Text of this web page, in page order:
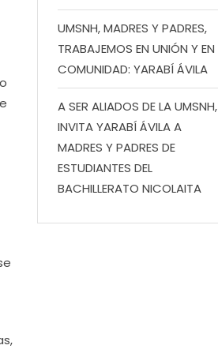
UMSNH, MADRES Y PADRES,
TRABAJEMOS EN UNIÓN Y EN
COMUNIDAD: YARABÍ ÁVILA
A SER ALIADOS DE LA UMSNH,
INVITA YARABÍ ÁVILA A
MADRES Y PADRES DE
ESTUDIANTES DEL
BACHILLERATO NICOLAITA